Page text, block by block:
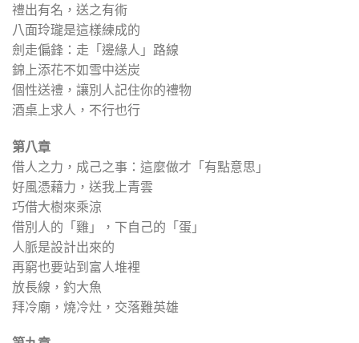
禮出有名，送之有術
八面玲瓏是這樣練成的
劍走偏鋒：走「邊緣人」路線
錦上添花不如雪中送炭
個性送禮，讓別人記住你的禮物
酒桌上求人，不行也行
第八章
借人之力，成己之事：這麼做才「有點意思」
好風憑藉力，送我上青雲
巧借大樹來乘涼
借別人的「雞」，下自己的「蛋」
人脈是設計出來的
再窮也要站到富人堆裡
放長線，釣大魚
拜冷廟，燒冷灶，交落難英雄